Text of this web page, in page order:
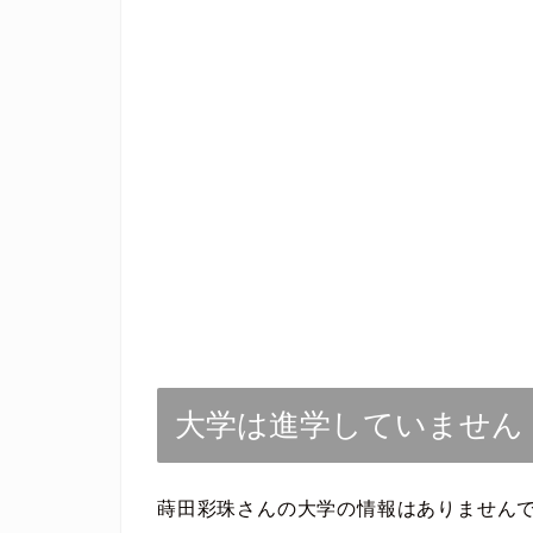
大学は進学していません
蒔田彩珠さんの大学の情報はありません